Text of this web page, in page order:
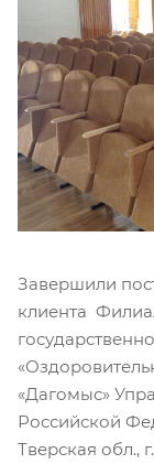
Завершили
клиента
«Дагомыс»
Российской
Тверская обл.,